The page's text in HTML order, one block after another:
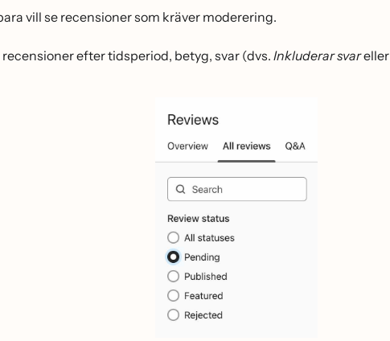
vill se recensioner som kräver moderering.
efter tidsperiod, betyg, svar (dvs. Inkluderar svareller